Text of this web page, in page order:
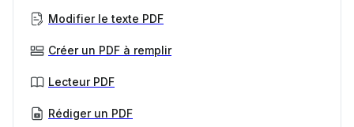
Modifier le texte PDF
Créer un PDF à remplir
Lecteur PDF
Rédiger un PDF